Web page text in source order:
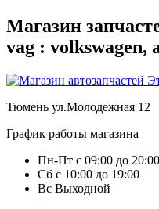
Магазин
vag : volkswagen,
Тюмень ул.Молодежная 12
График работы магазина
Пн-Пт с 09:00 до 20:00
Сб с 10:00 до 19:00
Вс Выходной